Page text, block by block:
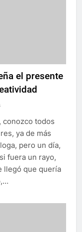
el presente
conozco todos
ya de más
pero un día,
fuera un rayo,
llegó que quería